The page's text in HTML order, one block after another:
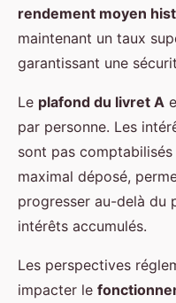
rendement moyen
maintenant un taux
garantissant une
Le plafond du livret A
par personne. Les
sont pas
maximal déposé,
progresser au-delà du
intérêts accumulés.
Les perspectives
impacter le